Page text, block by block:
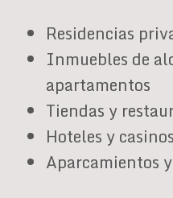
Residencias
Inmuebles de
apartamentos
Tiendas y
Hoteles y casinos
Aparcamientos